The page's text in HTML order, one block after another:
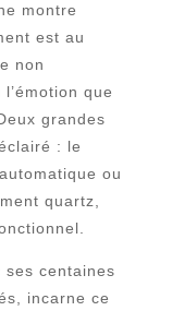
montre
est au
non
que
grandes
: le
ou
quartz,
ses centaines
incarne ce